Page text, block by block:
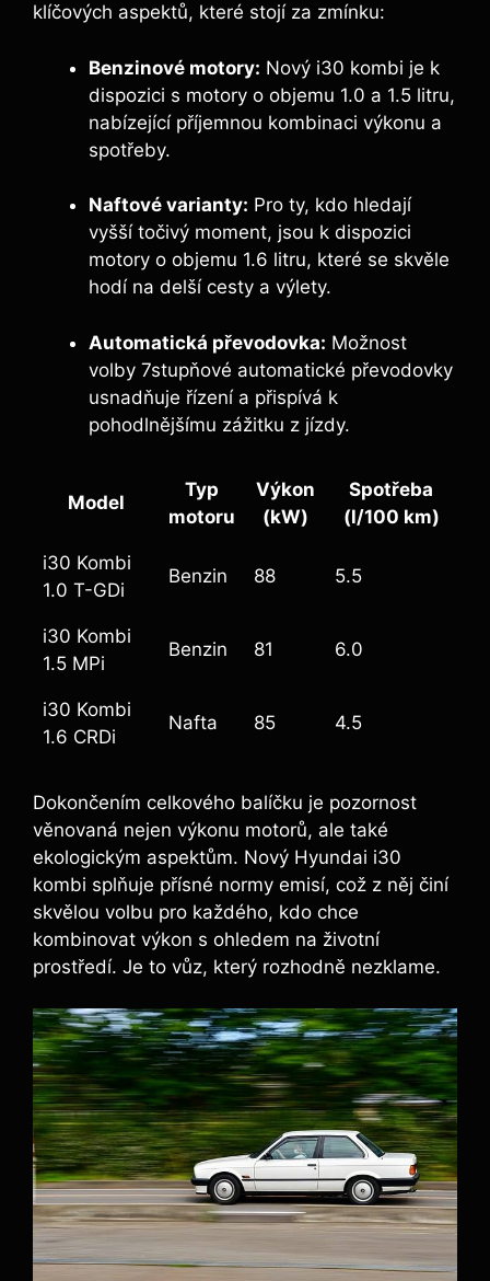
klíčových aspektů, které stojí za zmínku:
Benzinové motory: Nový i30 kombi je k
dispozici s motory o objemu 1.0 a 1.5 litru,
nabízející příjemnou kombinaci výkonu a
spotřeby.
Naftové varianty: Pro ty, kdo hledají
vyšší točivý moment, jsou k dispozici
motory o objemu 1.6 litru, které se skvěle
hodí na delší cesty a výlety.
Automatická převodovka: Možnost
volby 7stupňové automatické převodovky
usnadňuje řízení a přispívá k
pohodlnějšímu zážitku z jízdy.
Model
Typ
motoru
Výkon
(kW)
Spotřeba
(l/100 km)
i30 Kombi
1.0 T-GDi
Benzin 88 5.5
i30 Kombi
1.5 MPi
Benzin 81 6.0
i30 Kombi
1.6 CRDi
Nafta 85 4.5
Dokončením celkového balíčku je pozornost
věnovaná nejen výkonu motorů, ale také
ekologickým aspektům. Nový Hyundai i30
kombi splňuje přísné normy emisí, což z něj činí
skvělou volbu pro každého, kdo chce
kombinovat výkon s ohledem na životní
prostředí. Je to vůz, který rozhodně nezklame.